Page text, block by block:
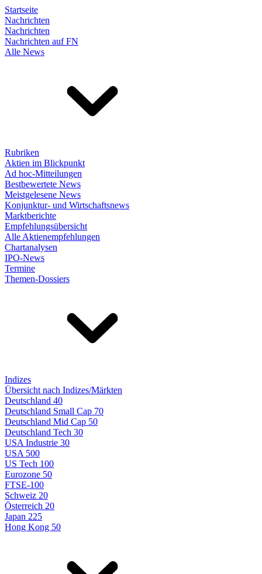
Startseite
Nachrichten
Nachrichten
Nachrichten auf FN
Alle News
Rubriken
Aktien im Blickpunkt
Ad hoc-Mitteilungen
Bestbewertete News
Meistgelesene News
Konjunktur- und Wirtschaftsnews
Marktberichte
Empfehlungsübersicht
Alle Aktienempfehlungen
Chartanalysen
IPO-News
Termine
Themen-Dossiers
Indizes
Übersicht nach Indizes/Märkten
Deutschland 40
Deutschland Small Cap 70
Deutschland Mid Cap 50
Deutschland Tech 30
USA Industrie 30
USA 500
US Tech 100
Eurozone 50
FTSE-100
Schweiz 20
Österreich 20
Japan 225
Hong Kong 50